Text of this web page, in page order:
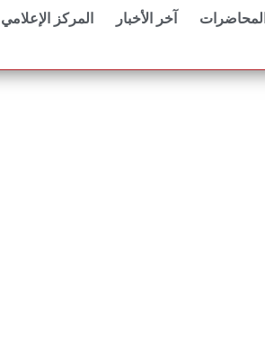
آخر الأخبار المركز الإعلامي